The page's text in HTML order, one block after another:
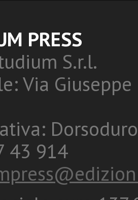
PRESS
S.r.l.
Via
43 914